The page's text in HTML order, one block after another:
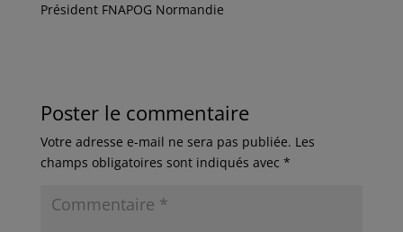
Président FNAPOG Normandie
Poster le commentaire
Votre adresse e-mail ne sera pas publiée. Les
champs obligatoires sont indiqués avec *